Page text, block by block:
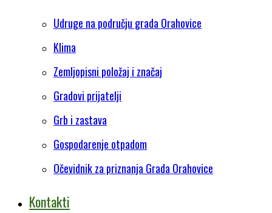
Udruge na području grada Orahovice
Klima
Zemljopisni položaj i značaj
Gradovi prijatelji
Grb i zastava
Gospodarenje otpadom
Očevidnik za priznanja Grada Orahovice
Kontakti